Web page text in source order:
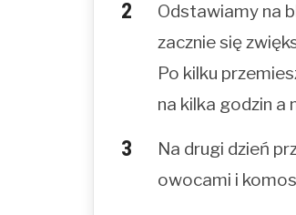
Odstawiamy na
zacznie się
Po kilku
na kilka godzin a
Na drugi dzień
owocami i